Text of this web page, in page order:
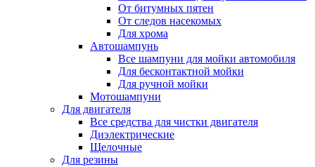
От битумных пятен
От следов насекомых
Для хрома
Автошампунь
Все шампуни для мойки автомобиля
Для бесконтактной мойки
Для ручной мойки
Мотошампуни
Для двигателя
Все средства для чистки двигателя
Диэлектрические
Щелочные
Для резины